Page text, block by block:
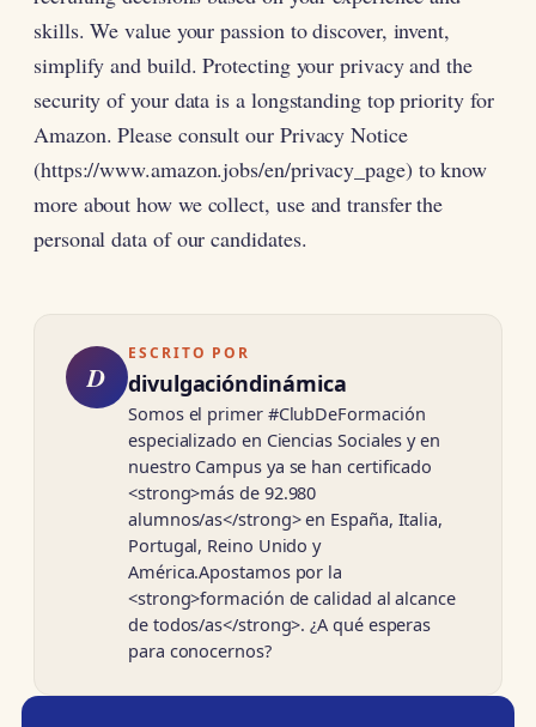
skills. We value your passion to discover, invent,
simplify and build. Protecting your privacy and the
security of your data is a longstanding top priority for
Amazon. Please consult our Privacy Notice
(https://www.amazon.jobs/en/privacy_page) to know
more about how we collect, use and transfer the
personal data of our candidates.
D
ESCRITO POR
divulgacióndinámica
Somos el primer #ClubDeFormación
especializado en Ciencias Sociales y en
nuestro Campus ya se han certificado
<strong>más de 92.980
alumnos/as</strong> en España, Italia,
Portugal, Reino Unido y
América.Apostamos por la
<strong>formación de calidad al alcance
de todos/as</strong>. ¿A qué esperas
para conocernos?